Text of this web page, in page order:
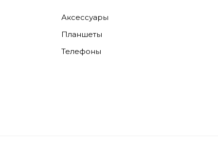
Аксессуары
Планшеты
Телефоны